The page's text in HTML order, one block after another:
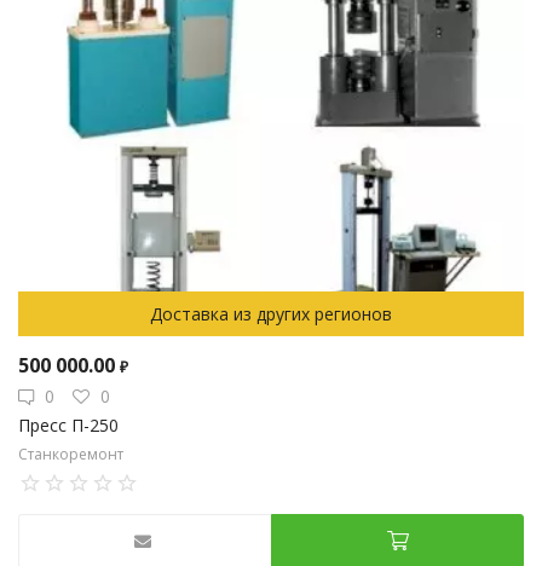
Доставка из других регионов
500 000.00 ₽
0
0
Пресс П-250
Станкоремонт